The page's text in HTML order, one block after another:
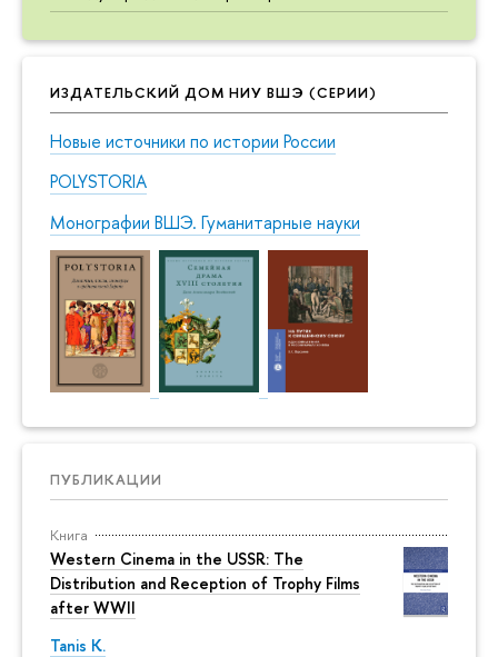
ИЗДАТЕЛЬСКИЙ ДОМ НИУ ВШЭ (СЕРИИ)
Новые источники по истории России
POLYSTORIA
Монографии ВШЭ. Гуманитарные науки
ПУБЛИКАЦИИ
Книга
Western Cinema in the USSR: The
Distribution and Reception of Trophy Films
after WWII
Tanis K.